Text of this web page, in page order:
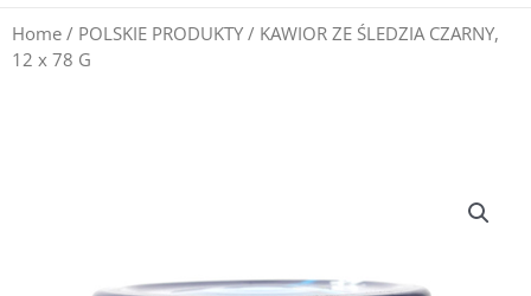
Home / POLSKIE PRODUKTY / KAWIOR ZE ŚLEDZIA CZARNY,
12 x 78 G